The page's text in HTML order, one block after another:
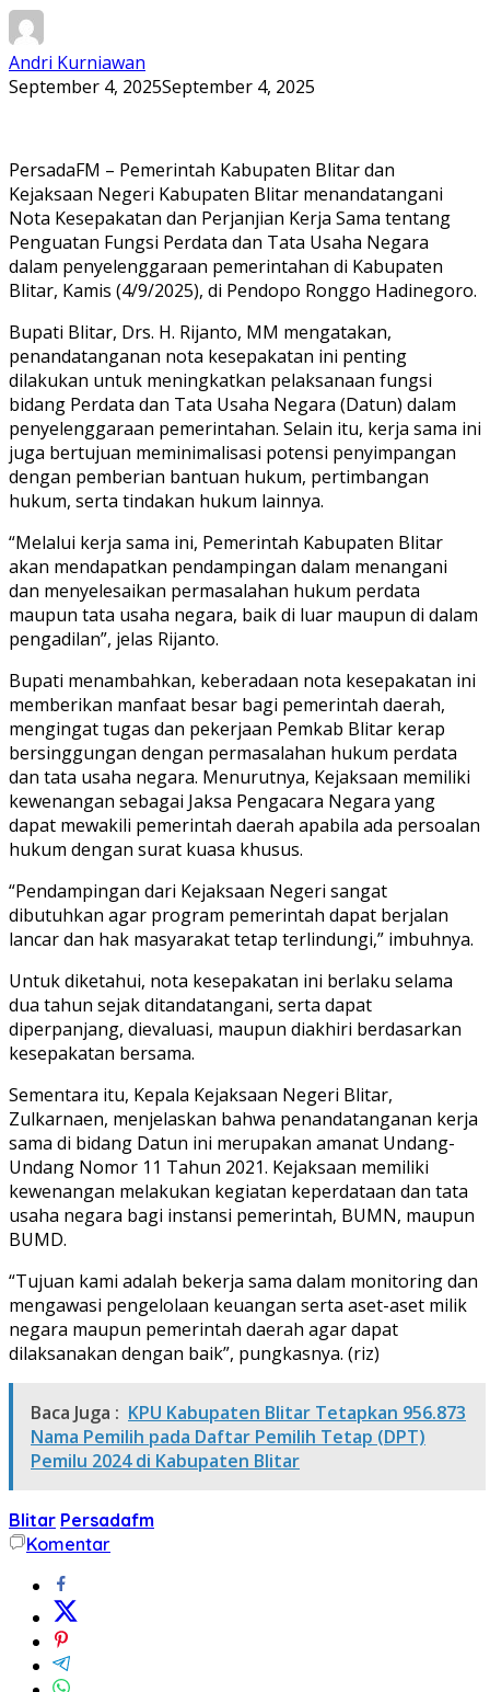
Andri Kurniawan
September 4, 2025September 4, 2025
PersadaFM – Pemerintah Kabupaten Blitar dan
Kejaksaan Negeri Kabupaten Blitar menandatangani
Nota Kesepakatan dan Perjanjian Kerja Sama tentang
Penguatan Fungsi Perdata dan Tata Usaha Negara
dalam penyelenggaraan pemerintahan di Kabupaten
Blitar, Kamis (4/9/2025), di Pendopo Ronggo Hadinegoro.
Bupati Blitar, Drs. H. Rijanto, MM mengatakan,
penandatanganan nota kesepakatan ini penting
dilakukan untuk meningkatkan pelaksanaan fungsi
bidang Perdata dan Tata Usaha Negara (Datun) dalam
penyelenggaraan pemerintahan. Selain itu, kerja sama ini
juga bertujuan meminimalisasi potensi penyimpangan
dengan pemberian bantuan hukum, pertimbangan
hukum, serta tindakan hukum lainnya.
“Melalui kerja sama ini, Pemerintah Kabupaten Blitar
akan mendapatkan pendampingan dalam menangani
dan menyelesaikan permasalahan hukum perdata
maupun tata usaha negara, baik di luar maupun di dalam
pengadilan”, jelas Rijanto.
Bupati menambahkan, keberadaan nota kesepakatan ini
memberikan manfaat besar bagi pemerintah daerah,
mengingat tugas dan pekerjaan Pemkab Blitar kerap
bersinggungan dengan permasalahan hukum perdata
dan tata usaha negara. Menurutnya, Kejaksaan memiliki
kewenangan sebagai Jaksa Pengacara Negara yang
dapat mewakili pemerintah daerah apabila ada persoalan
hukum dengan surat kuasa khusus.
“Pendampingan dari Kejaksaan Negeri sangat
dibutuhkan agar program pemerintah dapat berjalan
lancar dan hak masyarakat tetap terlindungi,” imbuhnya.
Untuk diketahui, nota kesepakatan ini berlaku selama
dua tahun sejak ditandatangani, serta dapat
diperpanjang, dievaluasi, maupun diakhiri berdasarkan
kesepakatan bersama.
Sementara itu, Kepala Kejaksaan Negeri Blitar,
Zulkarnaen, menjelaskan bahwa penandatanganan kerja
sama di bidang Datun ini merupakan amanat Undang-
Undang Nomor 11 Tahun 2021. Kejaksaan memiliki
kewenangan melakukan kegiatan keperdataan dan tata
usaha negara bagi instansi pemerintah, BUMN, maupun
BUMD.
“Tujuan kami adalah bekerja sama dalam monitoring dan
mengawasi pengelolaan keuangan serta aset-aset milik
negara maupun pemerintah daerah agar dapat
dilaksanakan dengan baik”, pungkasnya. (riz)
Baca Juga : KPU Kabupaten Blitar Tetapkan 956.873
Nama Pemilih pada Daftar Pemilih Tetap (DPT)
Pemilu 2024 di Kabupaten Blitar
Blitar Persadafm
Komentar